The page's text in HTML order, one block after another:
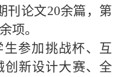
刊论文20余篇，第
项。
参加挑战杯、互
创新设计大赛、全
j.tws.2025.113500
Y., Wang, S., & Guo,
auxetic
：
Conference on
and Vehicle